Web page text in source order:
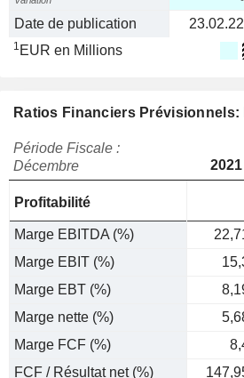
Date de publication 23.02.22
1 EUR en Millions
Ratios Financiers Prévisionnels:
Période Fiscale :
Décembre
2021
Profitabilité
Marge EBITDA (%)
Marge EBIT (%)
Marge EBT (%)
Marge nette (%)
Marge FCF (%)
FCF / Résultat net (%)